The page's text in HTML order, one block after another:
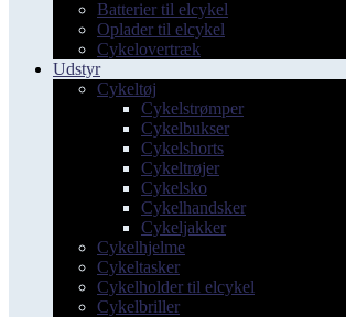
Batterier til elcykel
Oplader til elcykel
Cykelovertræk
Udstyr
Cykeltøj
Cykelstrømper
Cykelbukser
Cykelshorts
Cykeltrøjer
Cykelsko
Cykelhandsker
Cykeljakker
Cykelhjelme
Cykeltasker
Cykelholder til elcykel
Cykelbriller